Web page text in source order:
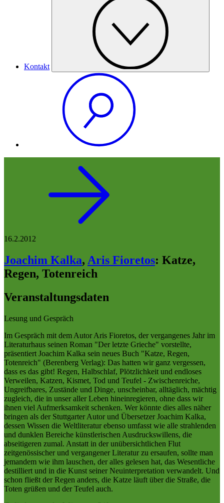
Kontakt
16.2.2012
Joachim Kalka, Aris Fioretos: Katze,
Regen, Totenreich
Veranstaltungsdaten
Lesung und Gespräch
Im Gespräch mit dem Autor Aris Fioretos, der vergangenes Jahr im
Literaturhaus seinen Roman "Der letzte Grieche" vorstellte,
präsentiert Joachim Kalka sein neues Buch "Katze, Regen,
Totenreich" (Berenberg Verlag): Das hatten wir ganz vergessen,
dass es das gibt! Regen, Halbschlaf, Plötzlichkeit und endloses
Verweilen, Katzen, Kismet, Tod und Teufel - Zwischenreiche,
Ungreifbares, Zustände und Dinge, unscheinbar, alltäglich, mächtig
zugleich, die in unser aller Leben hineinregieren, ohne dass wir
ihnen viel Aufmerksamkeit schenken. Wer könnte dies alles näher
bringen als der Stuttgarter Autor und Übersetzer Joachim Kalka,
dessen Wissen die Weltliteratur ebenso umfasst wie alle strahlenden
und dunklen Bereiche künstlerischen Ausdruckswillens, die
abseitigeren zumal. Anstatt in der unübersichtlichen Flut
zeitgenössischer und vergangener Literatur zu ersaufen, sollte man
jemandem wie ihm lauschen, der alles gelesen hat, das Wesentliche
destilliert und in die Kunst seiner Neuinterpretation verwandelt. Und
schon fließt der Regen anders, die Katze läuft über die Straße, die
Toten grüßen und der Teufel auch.